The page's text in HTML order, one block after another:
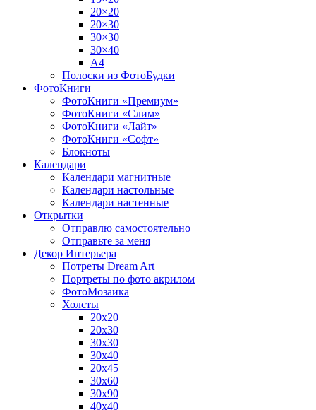
20×20
20×30
30×30
30×40
A4
Полоски из ФотоБудки
ФотоКниги
ФотоКниги «Премиум»
ФотоКниги «Слим»
ФотоКниги «Лайт»
ФотоКниги «Софт»
Блокноты
Календари
Календари магнитные
Календари настольные
Календари настенные
Открытки
Отправлю самостоятельно
Отправьте за меня
Декор Интерьера
Потреты Dream Art
Портреты по фото акрилом
ФотоМозаика
Холсты
20х20
20х30
30х30
30х40
20х45
30х60
30х90
40х40